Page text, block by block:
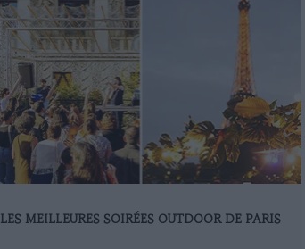
LES MEILLEURES SOIRÉES OUTDOOR DE PARIS